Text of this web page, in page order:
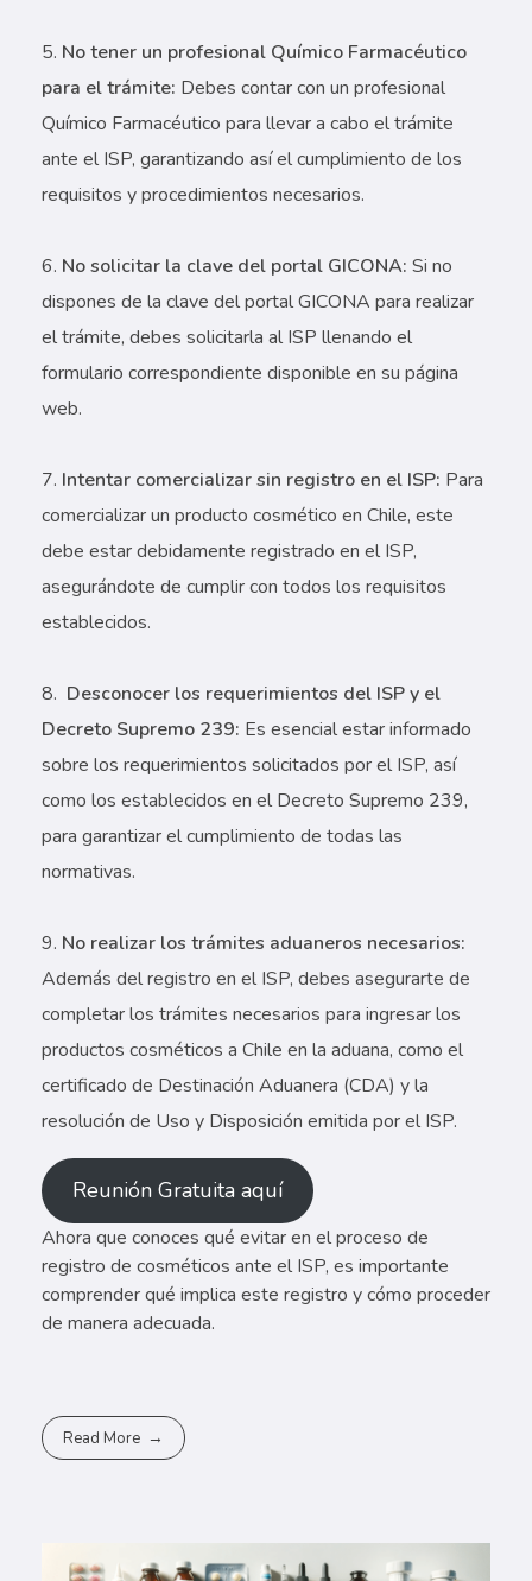
No tener un profesional Químico Farmacéutico
para el trámite: Debes contar con un profesional
Químico Farmacéutico para llevar a cabo el trámite
ante el ISP, garantizando así el cumplimiento de los
requisitos y procedimientos necesarios.
No solicitar la clave del portal GICONA: Si no
dispones de la clave del portal GICONA para realizar
el trámite, debes solicitarla al ISP llenando el
formulario correspondiente disponible en su página
web.
Intentar comercializar sin registro en el ISP: Para
comercializar un producto cosmético en Chile, este
debe estar debidamente registrado en el ISP,
asegurándote de cumplir con todos los requisitos
establecidos.
Desconocer los requerimientos del ISP y el
Decreto Supremo 239: Es esencial estar informado
sobre los requerimientos solicitados por el ISP, así
como los establecidos en el Decreto Supremo 239,
para garantizar el cumplimiento de todas las
normativas.
No realizar los trámites aduaneros necesarios:
Además del registro en el ISP, debes asegurarte de
completar los trámites necesarios para ingresar los
productos cosméticos a Chile en la aduana, como el
certificado de Destinación Aduanera (CDA) y la
resolución de Uso y Disposición emitida por el ISP.
Reunión Gratuita aquí
Ahora que conoces qué evitar en el proceso de
registro de cosméticos ante el ISP, es importante
comprender qué implica este registro y cómo proceder
de manera adecuada.
Read More